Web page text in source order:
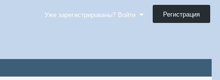
Уже зарегистрированы? Войти Регистрация